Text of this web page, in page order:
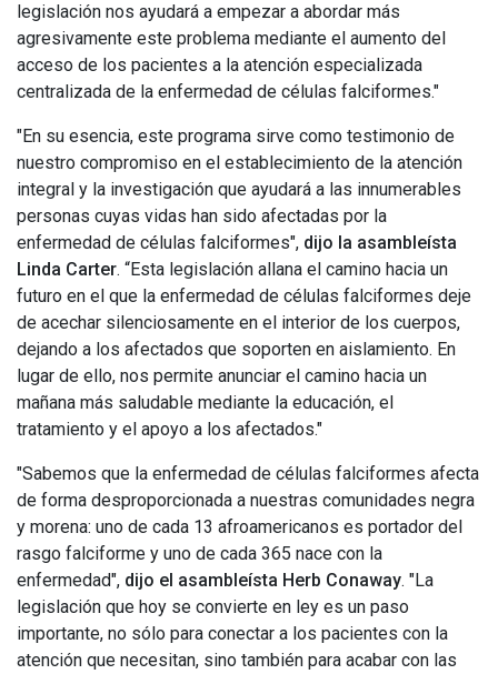
legislación nos ayudará a empezar a abordar más
agresivamente este problema mediante el aumento del
acceso de los pacientes a la atención especializada
centralizada de la enfermedad de células falciformes."
"En su esencia, este programa sirve como testimonio de
nuestro compromiso en el establecimiento de la atención
integral y la investigación que ayudará a las innumerables
personas cuyas vidas han sido afectadas por la
enfermedad de células falciformes", dijo la asambleísta
Linda Carter. “Esta legislación allana el camino hacia un
futuro en el que la enfermedad de células falciformes deje
de acechar silenciosamente en el interior de los cuerpos,
dejando a los afectados que soporten en aislamiento. En
lugar de ello, nos permite anunciar el camino hacia un
mañana más saludable mediante la educación, el
tratamiento y el apoyo a los afectados."
"Sabemos que la enfermedad de células falciformes afecta
de forma desproporcionada a nuestras comunidades negra
y morena: uno de cada 13 afroamericanos es portador del
rasgo falciforme y uno de cada 365 nace con la
enfermedad", dijo el asambleísta Herb Conaway. "La
legislación que hoy se convierte en ley es un paso
importante, no sólo para conectar a los pacientes con la
atención que necesitan, sino también para acabar con las